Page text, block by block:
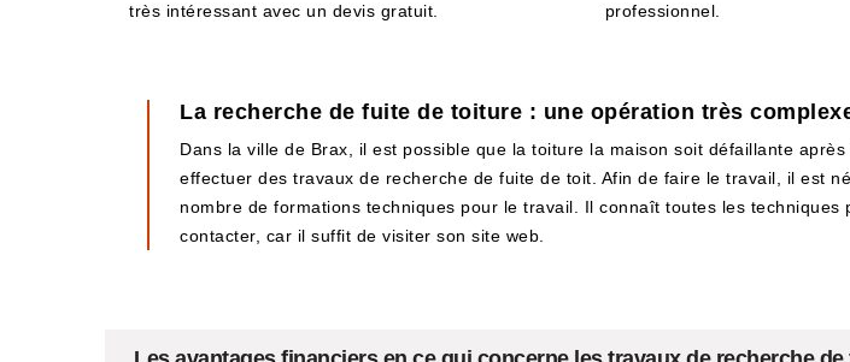
très intéressant avec un devis gratuit.
professionnel.
La recherche de fuite de toiture : une opération très
Dans la ville de Brax, il est possible que la toiture la maison soit défaillante
effectuer des travaux de recherche de fuite de toit. Afin de faire le travail, il est
nombre de formations techniques pour le travail. Il connaît toutes les
contacter, car il suffit de visiter son site web.